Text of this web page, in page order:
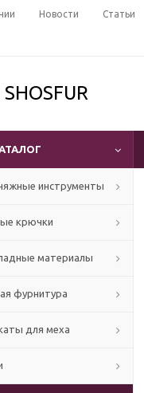
Новости Статьи
SHOSFUR
инструменты
крючки
материалы
фурнитура
для меха